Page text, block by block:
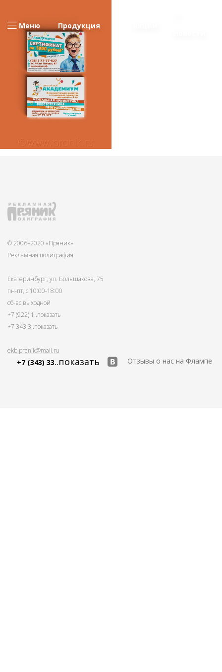
Меню Продукция
© 2006–2020 «Пряник»
Рекламная полиграфия
Екатеринбург, ул. Большакова, 75
пн-пт, с 10:00-18:00
сб-вс выходной
+7 (922) 1 ..показать
+7 343 3..показать
ekb.pranik@mail.ru
+7 (343) 33..показать Отзывы о нас на Флампе